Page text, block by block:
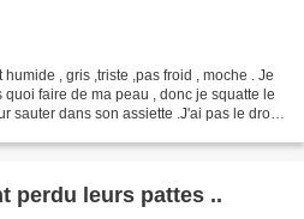
, gris ,triste ,pas froid , moche . Je
faire de ma peau , donc je squatte le
sauter dans son assiette .J'ai pas le droit
perdu leurs pattes ..